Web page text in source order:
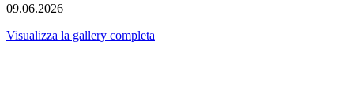
09.06.2026
Visualizza la gallery completa